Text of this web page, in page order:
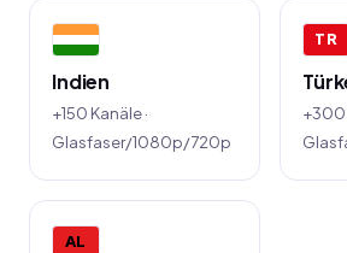
Indien
+150 Kanäle ·
Glasfaser/1080p/720p
TR
+300
AL